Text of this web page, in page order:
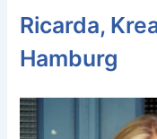
Ricarda,
Hamburg